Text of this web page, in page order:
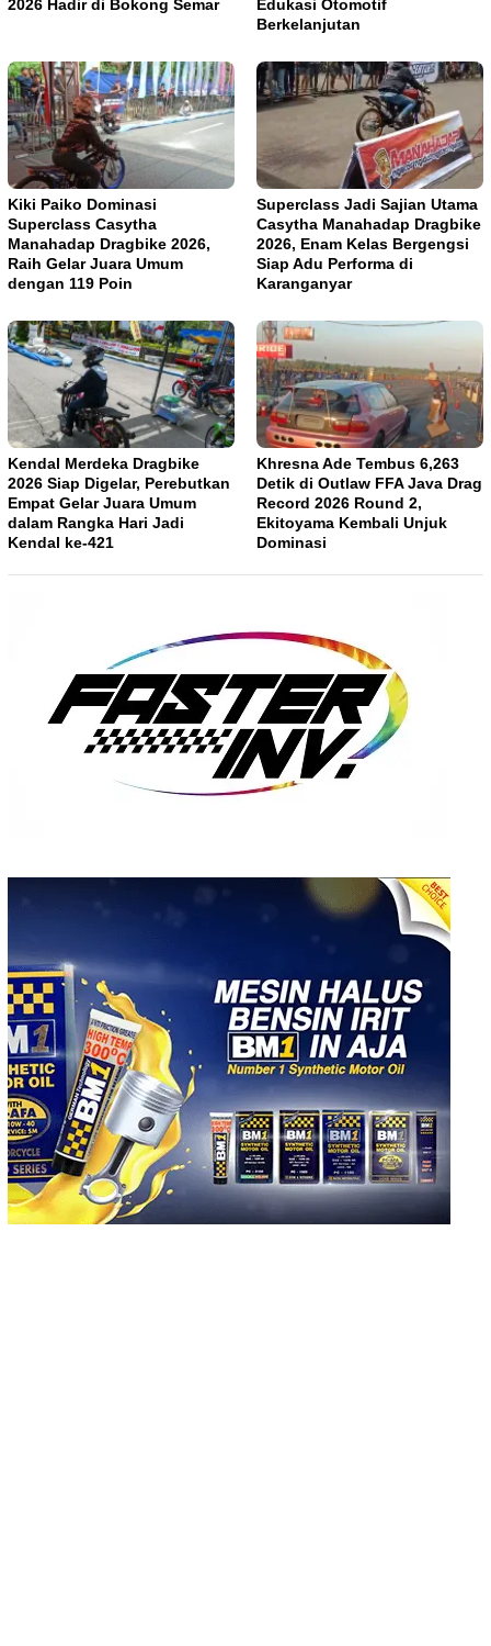
2026 Hadir di Bokong Semar
Edukasi Otomotif
Berkelanjutan
Kiki Paiko Dominasi
Superclass Casytha
Manahadap Dragbike 2026,
Raih Gelar Juara Umum
dengan 119 Poin
Superclass Jadi Sajian Utama
Casytha Manahadap Dragbike
2026, Enam Kelas Bergengsi
Siap Adu Performa di
Karanganyar
Kendal Merdeka Dragbike
2026 Siap Digelar, Perebutkan
Empat Gelar Juara Umum
dalam Rangka Hari Jadi
Kendal ke-421
Khresna Ade Tembus 6,263
Detik di Outlaw FFA Java Drag
Record 2026 Round 2,
Ekitoyama Kembali Unjuk
Dominasi